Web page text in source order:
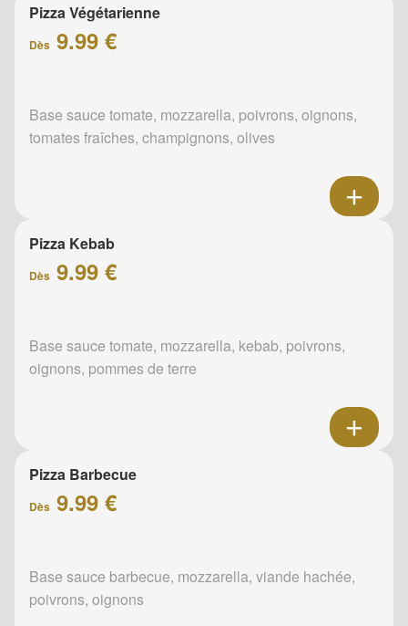
Pizza Végétarienne
Dès 9.99 €
Base sauce tomate, mozzarella, poivrons, oignons,
tomates fraîches, champignons, olives
Pizza Kebab
Dès 9.99 €
Base sauce tomate, mozzarella, kebab, poivrons,
oignons, pommes de terre
Pizza Barbecue
Dès 9.99 €
Base sauce barbecue, mozzarella, viande hachée,
poivrons, oignons